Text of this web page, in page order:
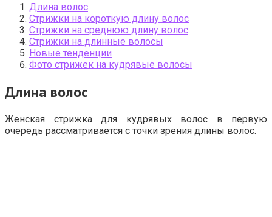
Длина волос
Стрижки на короткую длину волос
Стрижки на среднюю длину волос
Стрижки на длинные волосы
Новые тенденции
Фото стрижек на кудрявые волосы
Длина волос
Женская стрижка для кудрявых волос в первую
очередь рассматривается с точки зрения длины волос.